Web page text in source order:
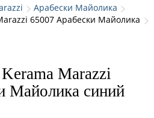
Арабески Майолика
65007 Арабески Майолика
Marazzi
Майолика синий